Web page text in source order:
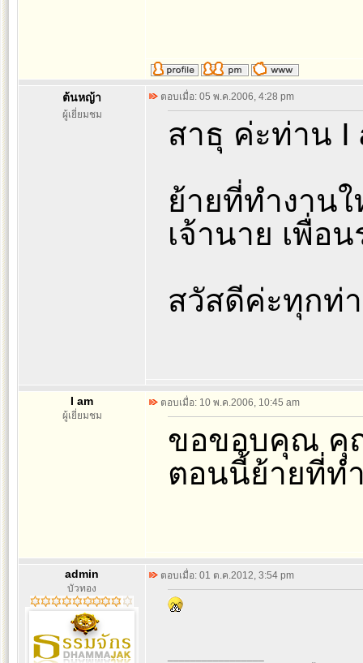
ต้นหญ้า
ผู้เยี่ยมชม
ตอบเมื่อ: 05 พ.ค.2006, 4:28 pm
สาธุ ค่ะท่าน I
ย้ายที่ทำงาน
เจ้านาย เพื่อ
สวัสดีค่ะทุกท่
I am
ผู้เยี่ยมชม
ตอบเมื่อ: 10 พ.ค.2006, 10:45 am
ขอขอบคุณ คุ
ตอนนี้ย้ายที่ท
admin
บัวทอง
ตอบเมื่อ: 01 ต.ค.2012, 3:54 pm